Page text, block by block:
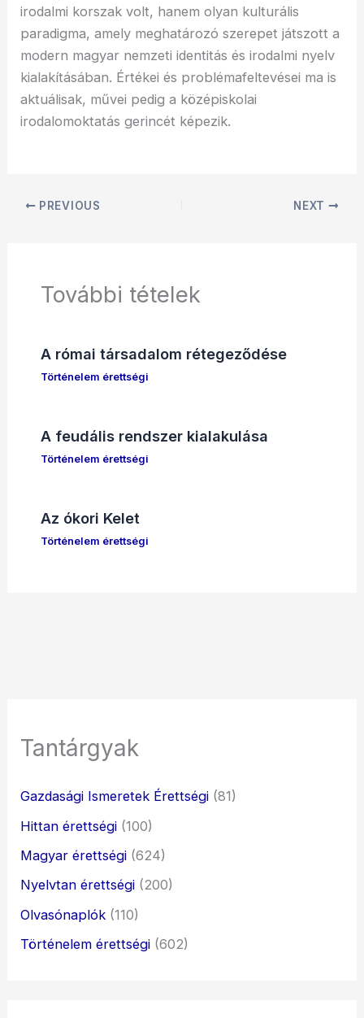
irodalmi korszak volt, hanem olyan kulturális
paradigma, amely meghatározó szerepet játszott a
modern magyar nemzeti identitás és irodalmi nyelv
kialakításában. Értékei és problémafeltevései ma is
aktuálisak, művei pedig a középiskolai
irodalomoktatás gerincét képezik.
PREVIOUS NEXT
További tételek
A római társadalom rétegeződése
Történelem érettségi
A feudális rendszer kialakulása
Történelem érettségi
Az ókori Kelet
Történelem érettségi
Tantárgyak
Gazdasági Ismeretek Érettségi (81)
Hittan érettségi (100)
Magyar érettségi (624)
Nyelvtan érettségi (200)
Olvasónaplók (110)
Történelem érettségi (602)